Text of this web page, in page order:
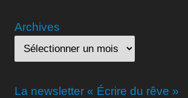
Archives
La newsletter « Écrire du rêve »